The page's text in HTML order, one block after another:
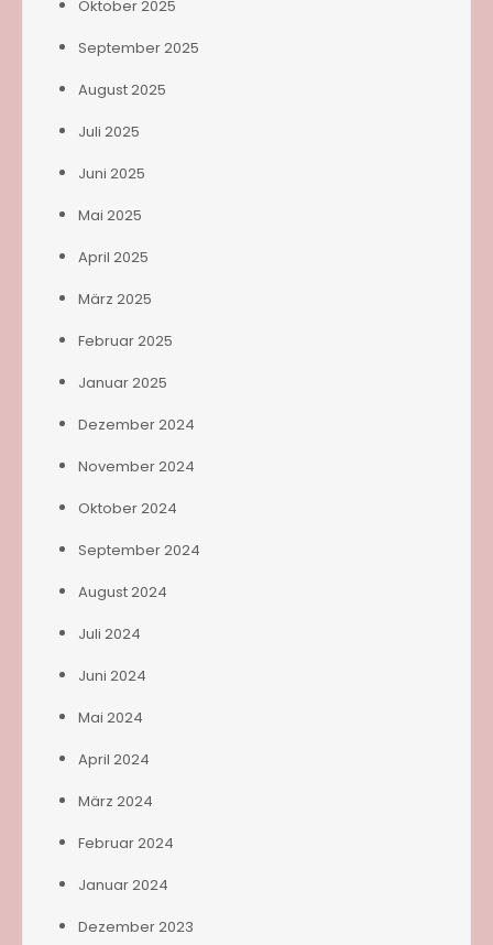
Oktober 2025
September 2025
August 2025
Juli 2025
Juni 2025
Mai 2025
April 2025
März 2025
Februar 2025
Januar 2025
Dezember 2024
November 2024
Oktober 2024
September 2024
August 2024
Juli 2024
Juni 2024
Mai 2024
April 2024
März 2024
Februar 2024
Januar 2024
Dezember 2023